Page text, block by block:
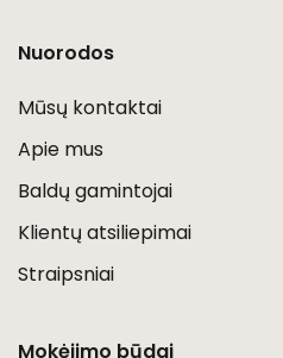
Nuorodos
Mūsų kontaktai
Apie mus
Baldų gamintojai
Klientų atsiliepimai
Straipsniai
Mokėjimo būdai